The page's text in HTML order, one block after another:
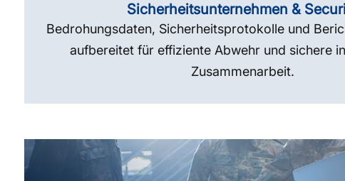
Sicherheits­unternehmen &
Bedrohungsdaten, Sicherheitsprotokolle und
aufbereitet für effiziente Abwehr und sichere
Zusammenarbeit.